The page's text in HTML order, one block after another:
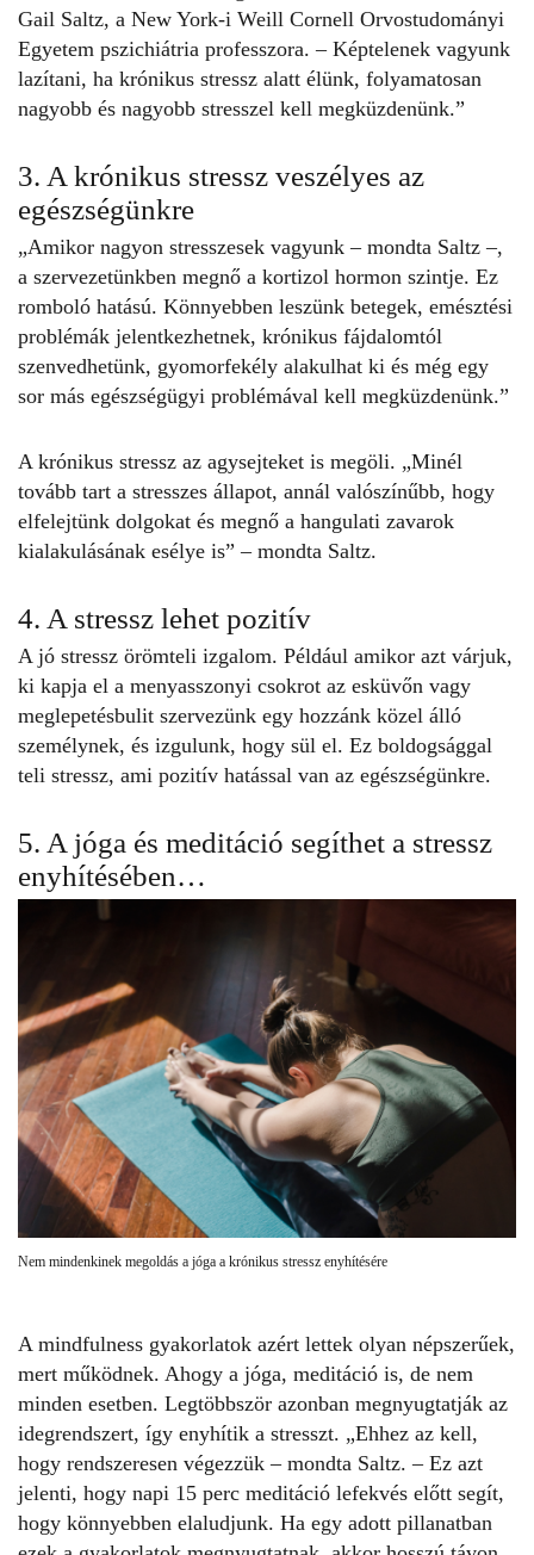
Gail Saltz, a New York-i Weill Cornell Orvostudományi
Egyetem pszichiátria professzora. – Képtelenek vagyunk
lazítani, ha krónikus stressz alatt élünk, folyamatosan
nagyobb és nagyobb stresszel kell megküzdenünk.”
3. A krónikus stressz veszélyes az
egészségünkre
„Amikor nagyon stresszesek vagyunk – mondta Saltz –,
a szervezetünkben megnő a kortizol hormon szintje. Ez
romboló hatású. Könnyebben leszünk betegek, emésztési
problémák jelentkezhetnek, krónikus fájdalomtól
szenvedhetünk, gyomorfekély alakulhat ki és még egy
sor más egészségügyi problémával kell megküzdenünk.”
A krónikus stressz az agysejteket is megöli. „Minél
tovább tart a stresszes állapot, annál valószínűbb, hogy
elfelejtünk dolgokat és megnő a hangulati zavarok
kialakulásának esélye is” – mondta Saltz.
4. A stressz lehet pozitív
A jó stressz örömteli izgalom. Például amikor azt várjuk,
ki kapja el a menyasszonyi csokrot az esküvőn vagy
meglepetésbulit szervezünk egy hozzánk közel álló
személynek, és izgulunk, hogy sül el. Ez boldogsággal
teli stressz, ami pozitív hatással van az egészségünkre.
5. A jóga és meditáció segíthet a stressz
enyhítésében…
Nem mindenkinek megoldás a jóga a krónikus stressz enyhítésére
A mindfulness gyakorlatok azért lettek olyan népszerűek,
mert működnek. Ahogy a jóga, meditáció is, de nem
minden esetben. Legtöbbször azonban megnyugtatják az
idegrendszert, így enyhítik a stresszt. „Ehhez az kell,
hogy rendszeresen végezzük – mondta Saltz. – Ez azt
jelenti, hogy napi 15 perc meditáció lefekvés előtt segít,
hogy könnyebben elaludjunk. Ha egy adott pillanatban